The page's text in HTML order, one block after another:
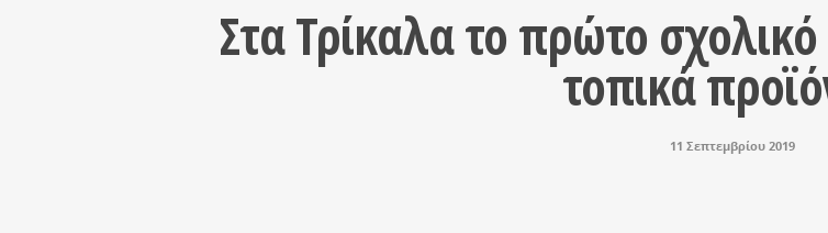
Στα Τρίκαλα το πρώτο σχολικό
τοπικά
11 Σεπτεμβρίου 2019